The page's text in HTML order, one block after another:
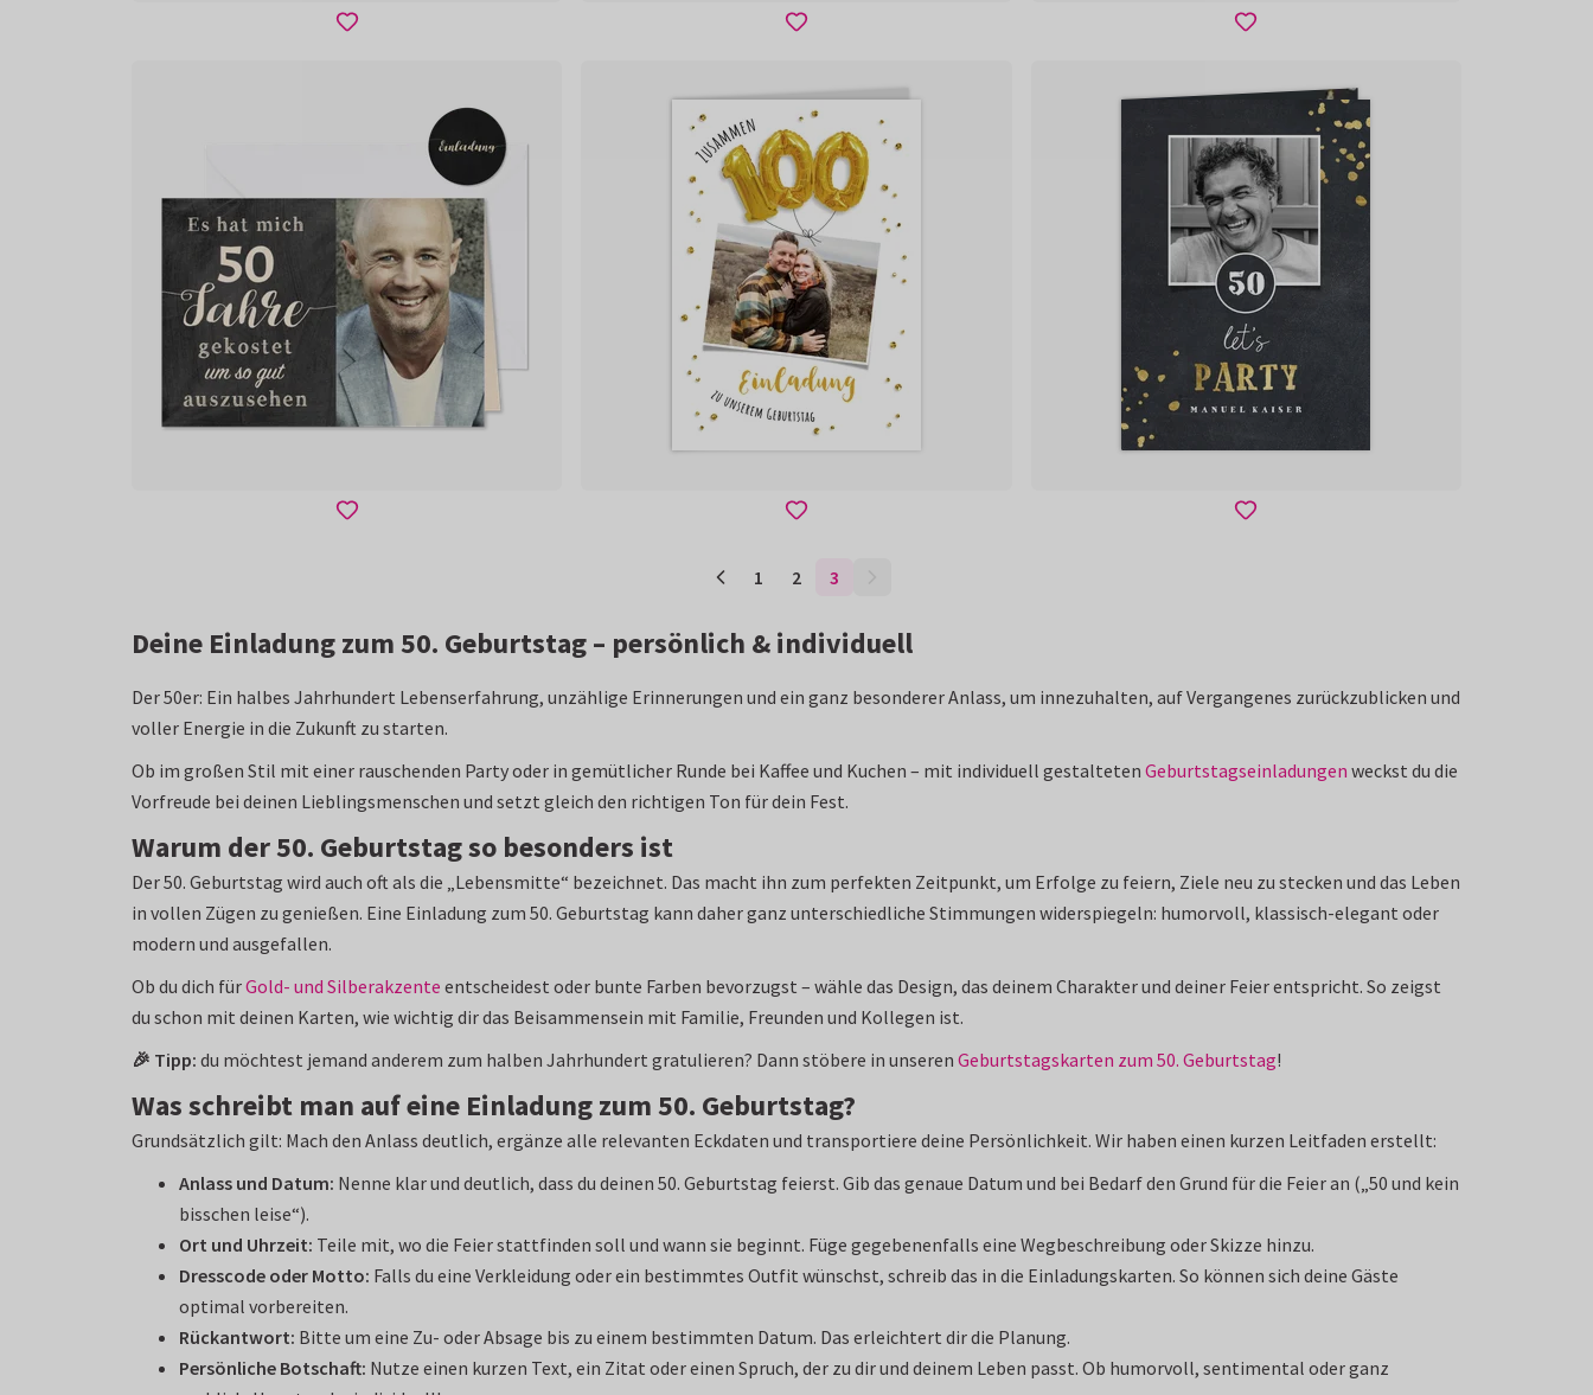
1 2 3
Deine Einladung zum 50. Geburtstag – persönlich & individuell
Der 50er: Ein halbes Jahrhundert Lebenserfahrung, unzählige Erinnerungen und ein ganz besonderer Anlass, um innezuhalten, auf Vergangenes zurückzublicken und
voller Energie in die Zukunft zu starten.
Ob im großen Stil mit einer rauschenden Party oder in gemütlicher Runde bei Kaffee und Kuchen – mit individuell gestalteten Geburtstagseinladungen weckst du die
Vorfreude bei deinen Lieblingsmenschen und setzt gleich den richtigen Ton für dein Fest.
Warum der 50. Geburtstag so besonders ist
Der 50. Geburtstag wird auch oft als die „Lebensmitte“ bezeichnet. Das macht ihn zum perfekten Zeitpunkt, um Erfolge zu feiern, Ziele neu zu stecken und das Leben
in vollen Zügen zu genießen. Eine Einladung zum 50. Geburtstag kann daher ganz unterschiedliche Stimmungen widerspiegeln: humorvoll, klassisch-elegant oder
modern und ausgefallen.
Ob du dich fürGold- und Silberakzente entscheidest oder bunte Farben bevorzugst – wähle das Design, das deinem Charakter und deiner Feier entspricht. So zeigst
du schon mit deinen Karten, wie wichtig dir das Beisammensein mit Familie, Freunden und Kollegen ist.
🎉 Tipp: du möchtest jemand anderem zum halben Jahrhundert gratulieren? Dann stöbere in unseren Geburtstagskarten zum 50. Geburtstag!
Was schreibt man auf eine Einladung zum 50. Geburtstag?
Grundsätzlich gilt: Mach den Anlass deutlich, ergänze alle relevanten Eckdaten und transportiere deine Persönlichkeit. Wir haben einen kurzen Leitfaden erstellt:
Anlass und Datum: Nenne klar und deutlich, dass du deinen 50. Geburtstag feierst. Gib das genaue Datum und bei Bedarf den Grund für die Feier an („50 und kein
bisschen leise“).
Ort und Uhrzeit: Teile mit, wo die Feier stattfinden soll und wann sie beginnt. Füge gegebenenfalls eine Wegbeschreibung oder Skizze hinzu.
Dresscode oder Motto: Falls du eine Verkleidung oder ein bestimmtes Outfit wünschst, schreib das in die Einladungskarten. So können sich deine Gäste
optimal vorbereiten.
Rückantwort: Bitte um eine Zu- oder Absage bis zu einem bestimmten Datum. Das erleichtert dir die Planung.
Persönliche Botschaft: Nutze einen kurzen Text, ein Zitat oder einen Spruch, der zu dir und deinem Leben passt. Ob humorvoll, sentimental oder ganz